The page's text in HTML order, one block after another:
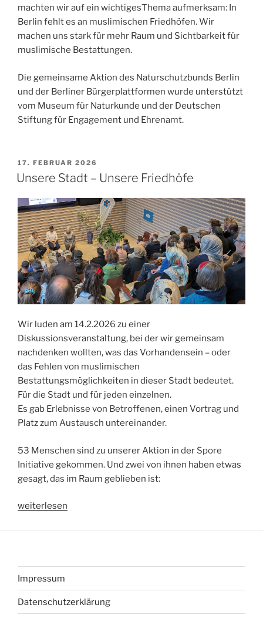
machten wir auf ein wichtigesThema aufmerksam: In
Berlin fehlt es an muslimischen Friedhöfen. Wir
machen uns stark für mehr Raum und Sichtbarkeit für
muslimische Bestattungen.
Die gemeinsame Aktion des Naturschutzbunds Berlin
und der Berliner Bürgerplattformen wurde unterstützt
vom Museum für Naturkunde und der Deutschen
Stiftung für Engagement und Ehrenamt.
VERÖFFENTLICHT
AM
17. FEBRUAR 2026
Unsere Stadt – Unsere Friedhöfe
Wir luden am 14.2.2026 zu einer
Diskussionsveranstaltung, bei der wir gemeinsam
nachdenken wollten, was das Vorhandensein – oder
das Fehlen von muslimischen
Bestattungsmöglichkeiten in dieser Stadt bedeutet.
Für die Stadt und für jeden einzelnen.
Es gab Erlebnisse von Betroffenen, einen Vortrag und
Platz zum Austausch untereinander.
53 Menschen sind zu unserer Aktion in der Spore
Initiative gekommen. Und zwei von ihnen haben etwas
gesagt, das im Raum geblieben ist:
„Unsere
weiterlesen
Impressum
Datenschutzerklärung